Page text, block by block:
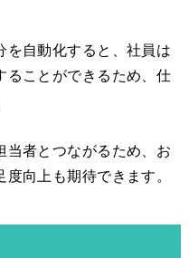
を自動化すると、社員は
ることができるため、仕
当者とつながるため、お
向上も期待できます。